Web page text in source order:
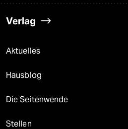
Verlag
Aktuelles
Hausblog
Die Seitenwende
Stellen